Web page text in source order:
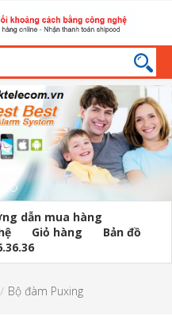
dẫn mua hàng
Giỏ hàng
Bản đồ
Bộ đàm Puxing